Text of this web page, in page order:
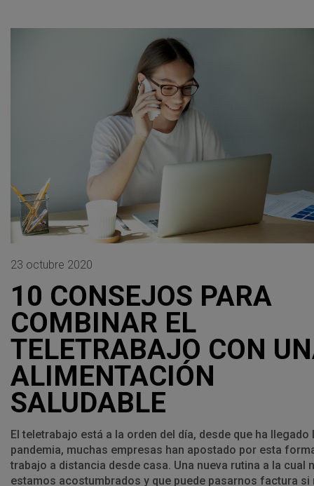
23 octubre 2020
10 CONSEJOS PARA
COMBINAR EL
TELETRABAJO CON
ALIMENTACIÓN
SALUDABLE
El teletrabajo está a la orden del día, desde que ha llegado
pandemia, muchas empresas han apostado por esta
trabajo a distancia desde casa. Una nueva rutina a la cual
estamos acostumbrados y que puede pasarnos factura si